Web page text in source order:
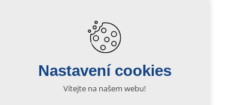
Nastavení cookies
Vítejte na našem webu!